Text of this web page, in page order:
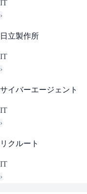
IT
›
日立製作所
IT
›
サイバーエージェント
IT
›
リクルート
IT
›